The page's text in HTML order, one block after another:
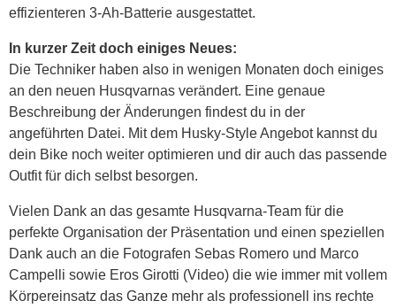
effizienteren 3-Ah-Batterie ausgestattet.
In kurzer Zeit doch einiges Neues:
Die Techniker haben also in wenigen Monaten doch einiges
an den neuen Husqvarnas verändert. Eine genaue
Beschreibung der Änderungen findest du in der
angeführten Datei. Mit dem Husky-Style Angebot kannst du
dein Bike noch weiter optimieren und dir auch das passende
Outfit für dich selbst besorgen.
Vielen Dank an das gesamte Husqvarna-Team für die
perfekte Organisation der Präsentation und einen speziellen
Dank auch an die Fotografen Sebas Romero und Marco
Campelli sowie Eros Girotti (Video) die wie immer mit vollem
Körpereinsatz das Ganze mehr als professionell ins rechte